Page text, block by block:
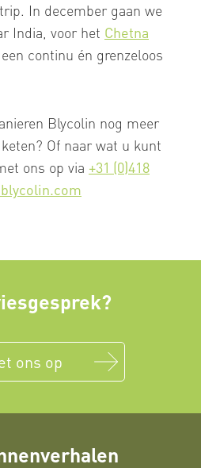
In december gaan we
India, voor het Chetna
continu én grenzeloos
Blycolin nog meer
Of naar wat u kunt
ons op via +31 (0)418
ons op